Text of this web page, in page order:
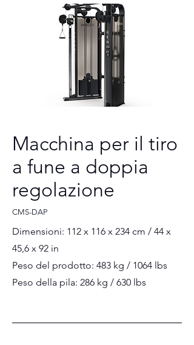
Macchina per il tiro
a fune a doppia
regolazione
CMS-DAP
Dimensioni: 112 x 116 x 234 cm / 44 x
45,6 x 92 in
Peso del prodotto: 483 kg / 1064 lbs
Peso della pila: 286 kg / 630 lbs